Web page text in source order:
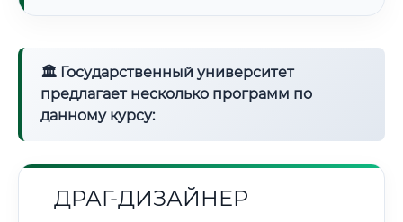
🏛 Государственный университет
предлагает несколько программ по
данному курсу:
ДРАГ-ДИЗАЙНЕР